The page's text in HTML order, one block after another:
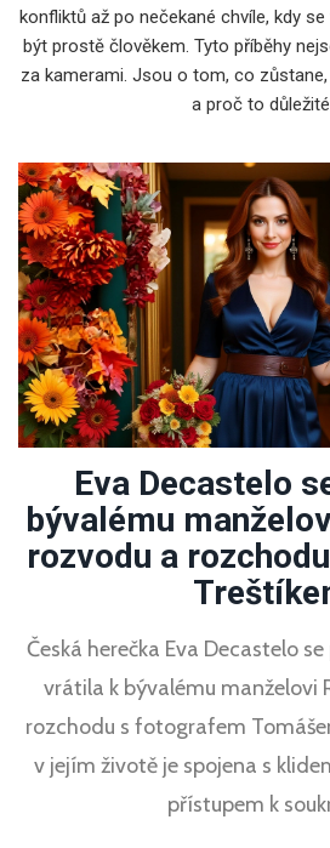
konfliktů až po nečekané chvíle, kdy
být prostě člověkem. Tyto příběhy
za kamerami. Jsou o tom, co
a proč to
Eva Decastelo
bývalému
rozvodu a
Česká herečka Eva Decastelo
vrátila k bývalému manželovi
rozchodu s fotografem
v jejím životě je spojena s
přístupem k